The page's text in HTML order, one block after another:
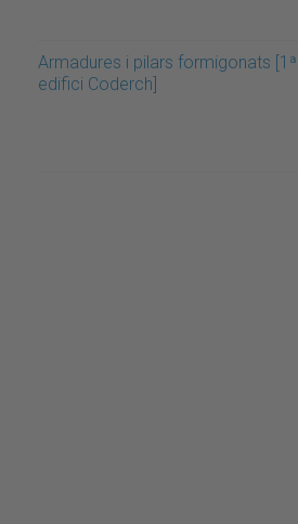
Armadures i pilars formigonats
edifici Coderch]